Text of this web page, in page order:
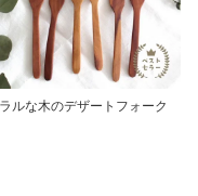
ルな木のデザートフォーク